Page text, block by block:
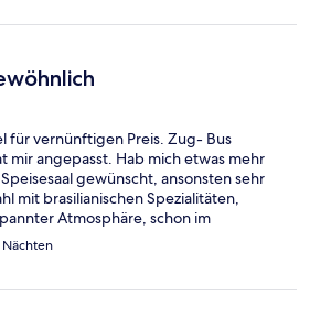
für vernünftigen Preis. Zug- Bus
mir angepasst. Hab mich etwas mehr
gewünscht, ansonsten sehr
mit brasilianischen Spezialitäten,
Atmosphäre, schon im
Audio.